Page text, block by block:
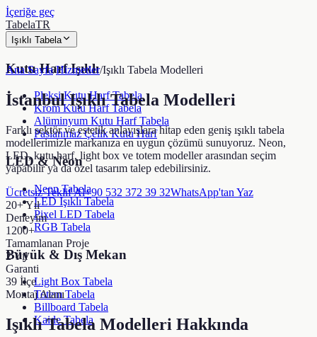
İçeriğe geç
TabelaTR
Işıklı Tabela
Kutu Harf Işıklı
Pleksi Kutu Harf Tabela
Krom Kutu Harf Tabela
Alüminyum Kutu Harf Tabela
Paslanmaz Çelik Kutu Harf
LED & Neon
Neon Tabela
LED Işıklı Tabela
Pixel LED Tabela
RGB Tabela
Büyük & Dış Mekan
Light Box Tabela
Totem Tabela
Billboard Tabela
Kaide Tabela
Ana Sayfa/Hizmetler/Işıklı Tabela Modelleri
İstanbul Işıklı Tabela Modelleri
Farklı sektör ve estetik anlayışlara hitap eden geniş ışıklı tabela
modellerimizle markanıza en uygun çözümü sunuyoruz. Neon,
LED, kutu harf, light box ve totem modeller arasından seçim
yapabilir ya da özel tasarım talep edebilirsiniz.
Ücretsiz Teklif Al+90 532 372 39 32WhatsApp'tan Yaz
20+ Yıl
Deneyim
1200+
Tamamlanan Proje
2 Yıl
Garanti
39 İlçe
Montaj Alanı
Işıklı Tabela Modelleri Hakkında